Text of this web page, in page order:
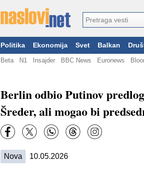
Politika Ekonomija Svet Balkan
Beta N1 Insajder BBC News Euronews
Berlin odbio Putinov
Šreder, ali mogao bi
Nova 10.05.2026